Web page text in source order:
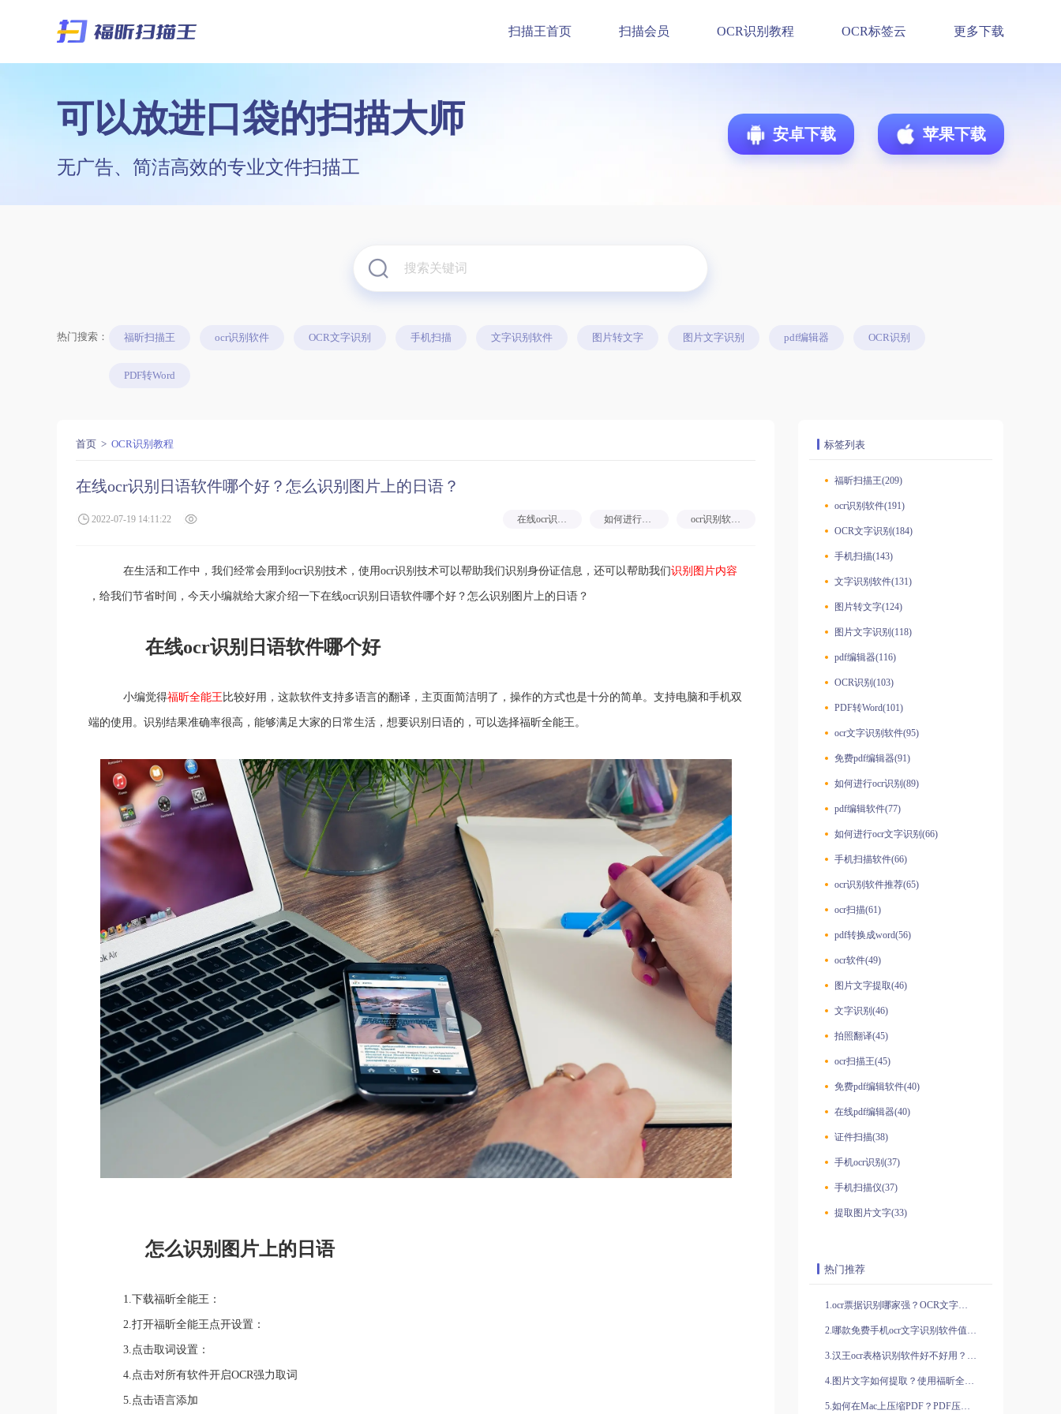
扫描王首页 扫描会员 OCR识别教程 OCR标签云 更多下载
可以放进口袋的扫描大师
无广告、简洁高效的专业文件扫描工
安卓下载 苹果下载
热门搜索： 福昕扫描王 ocr识别软件 OCR文字识别 手机扫描 文字识别软件 图片转文字 图片文字识别 pdf编辑器 OCR识别
PDF转Word
首页 OCR识别教程
在线ocr识别日语软件哪个好？怎么识别图片上的日语？
2022-07-19 14:11:22 在线ocr识别日语 如何进行ocr文字识别 ocr识别软件推荐
在生活和工作中，我们经常会用到ocr识别技术，使用ocr识别技术可以帮助我们识别身份证信息，还可以帮助我们识别图片内容
，给我们节省时间，今天小编就给大家介绍一下在线ocr识别日语软件哪个好？怎么识别图片上的日语？
在线ocr识别日语软件哪个好
小编觉得福昕全能王 比较好用，这款软件支持多语言的翻译，主页面简洁明了，操作的方式也是十分的简单。支持电脑和手机双
端的使用。识别结果准确率很高，能够满足大家的日常生活，想要识别日语的，可以选择福昕全能王。
怎么识别图片上的日语
1.下载福昕全能王：
2.打开福昕全能王点开设置：
3.点击取词设置：
4.点击对所有软件开启OCR强力取词
5.点击语言添加
标签列表
福昕扫描王(209)
ocr识别软件(191)
OCR文字识别(184)
手机扫描(143)
文字识别软件(131)
图片转文字(124)
图片文字识别(118)
pdf编辑器(116)
OCR识别(103)
PDF转Word(101)
ocr文字识别软件(95)
免费pdf编辑器(91)
如何进行ocr识别(89)
pdf编辑软件(77)
如何进行ocr文字识别(66)
手机扫描软件(66)
ocr识别软件推荐(65)
ocr扫描(61)
pdf转换成word(56)
ocr软件(49)
图片文字提取(46)
文字识别(46)
拍照翻译(45)
ocr扫描王(45)
免费pdf编辑软件(40)
在线pdf编辑器(40)
证件扫描(38)
手机ocr识别(37)
手机扫描仪(37)
提取图片文字(33)
热门推荐
1.ocr票据识别哪家强？OCR文字识别如何识别票据？超强ocr识别软件有哪些？ocr识别有什么优势？
2.哪款免费手机ocr文字识别软件值得推荐？ocr文字识别功能怎么用？
3.汉王ocr表格识别软件好不好用？有没有别的ocr表格识别软件推荐的？
4.图片文字如何提取？使用福昕全能王图片转文字
5.如何在Mac上压缩PDF？PDF压缩适用于Mac吗？